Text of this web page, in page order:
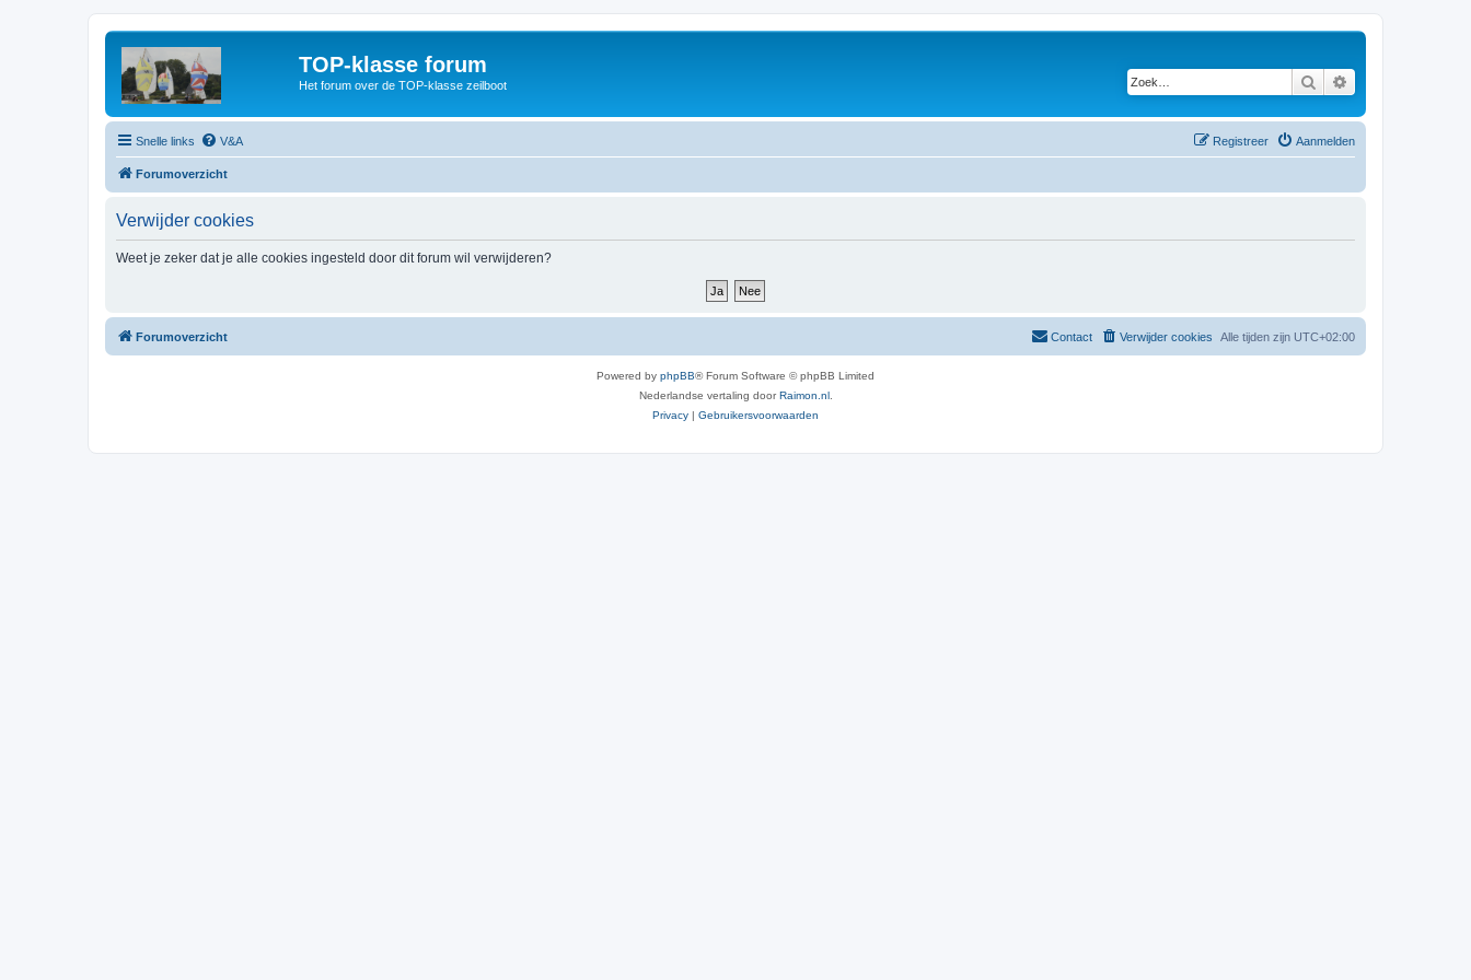
TOP-klasse forum
Het forum over de TOP-klasse zeilboot Zoek
Snelle links V&A Aanmelden
Registreer
Forumoverzicht
Verwijder cookies
Weet je zeker dat je alle cookies ingesteld door dit forum wil verwijderen?
Forumoverzicht Alle tijden zijn UTC+02:00
Verwijder cookies
Contact
Powered by phpBB® Forum Software © phpBB Limited
Nederlandse vertaling doorRaimon.nl.
Privacy | Gebruikersvoorwaarden